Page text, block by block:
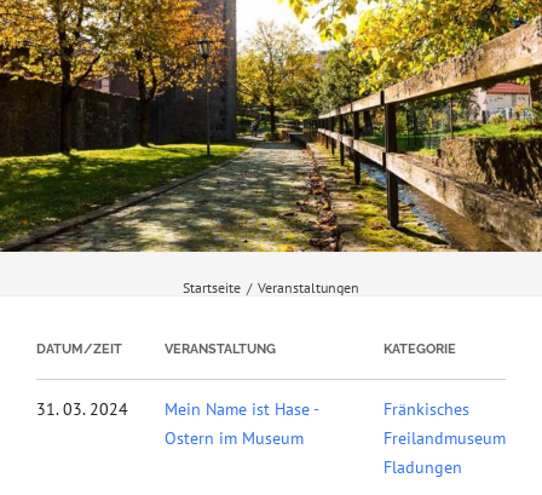
Startseite / Veranstaltungen
DATUM/ZEIT VERANSTALTUNG KATEGORIE
31. 03. 2024
Mein Name ist Hase -
Ostern im Museum
Fränkisches
Freilandmuseum
Fladungen